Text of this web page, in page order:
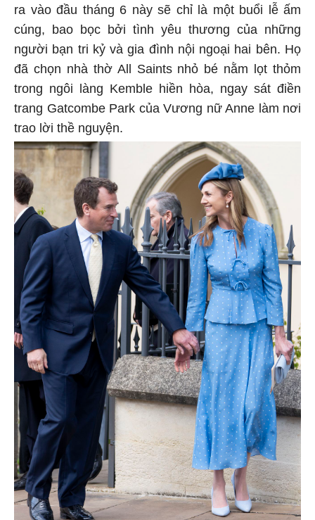
ra vào đầu tháng 6 này sẽ chỉ là một buổi lễ ấm
cúng, bao bọc bởi tình yêu thương của những
người bạn tri kỷ và gia đình nội ngoại hai bên. Họ
đã chọn nhà thờ All Saints nhỏ bé nằm lọt thỏm
trong ngôi làng Kemble hiền hòa, ngay sát điền
trang Gatcombe Park của Vương nữ Anne làm nơi
trao lời thề nguyện.